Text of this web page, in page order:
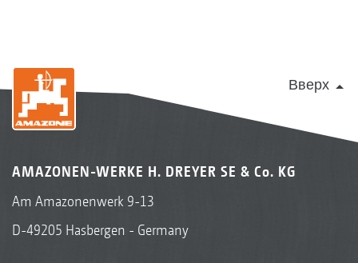
Вверх
AMAZONEN-WERKE H. DREYER SE & Co. KG
Am Amazonenwerk 9-13
D-49205 Hasbergen - Germany